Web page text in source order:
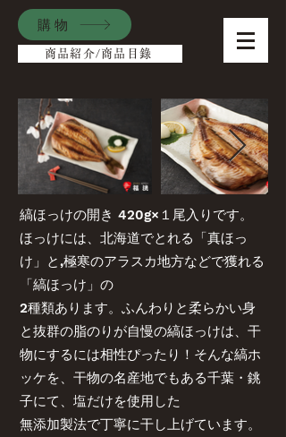
購物
商品紹介/商品目錄
縞ほっけの開き 420g×１尾入りです。
ほっけには、北海道でとれる「真ほっ
け」と,極寒のアラスカ地方などで獲れる
「縞ほっけ」の
2種類あります。ふんわりと柔らかい身
と抜群の脂のりが自慢の縞ほっけは、干
物にするには相性ぴったり！そんな縞ホ
ッケを、干物の名産地でもある千葉・銚
子にて、塩だけを使用した
無添加製法で丁寧に干し上げています。